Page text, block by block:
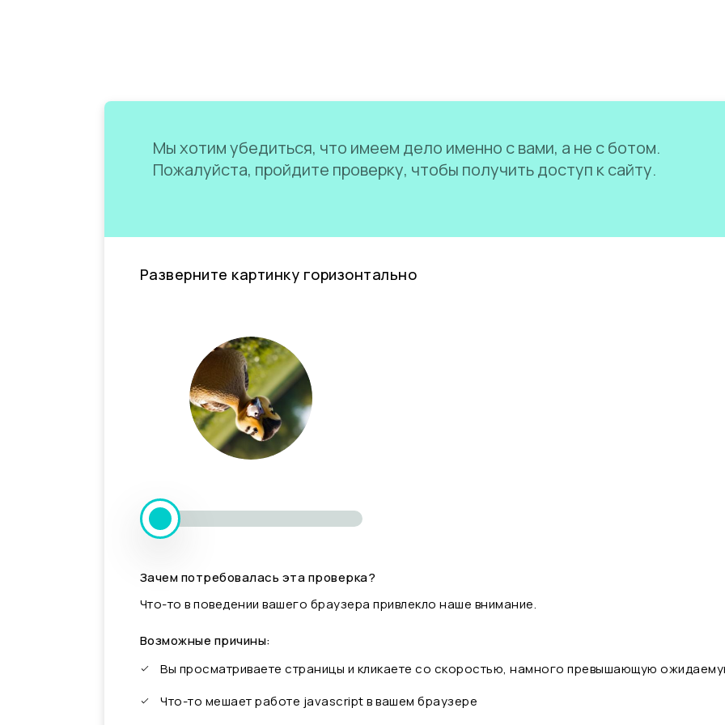
Мы хотим убедиться, что имеем дело именно с вами, а не с ботом.
Пожалуйста, пройдите проверку, чтобы получить доступ к сайту.
Разверните картинку горизонтально
Зачем потребовалась эта проверка?
Что-то в поведении вашего браузера привлекло наше внимание.
Возможные причины:
Вы просматриваете страницы и кликаете со скоростью, намного превышающую
Что-то мешает работе javascript в вашем браузере